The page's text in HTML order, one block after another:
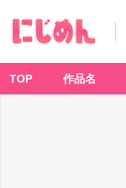
TOP 作品名